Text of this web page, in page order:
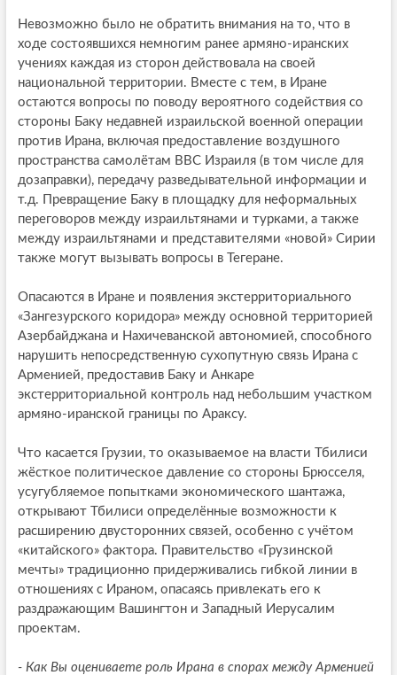
Невозможно было не обратить внимания на то, что в
ходе состоявшихся немногим ранее армяно-иранских
учениях каждая из сторон действовала на своей
национальной территории. Вместе с тем, в Иране
остаются вопросы по поводу вероятного содействия со
стороны Баку недавней израильской военной операции
против Ирана, включая предоставление воздушного
пространства самолётам ВВС Израиля (в том числе для
дозаправки), передачу разведывательной информации и
т.д. Превращение Баку в площадку для неформальных
переговоров между израильтянами и турками, а также
между израильтянами и представителями «новой» Сирии
также могут вызывать вопросы в Тегеране.
Опасаются в Иране и появления экстерриториального
«Зангезурского коридора» между основной территорией
Азербайджана и Нахичеванской автономией, способного
нарушить непосредственную сухопутную связь Ирана с
Арменией, предоставив Баку и Анкаре
экстерриториальной контроль над небольшим участком
армяно-иранской границы по Араксу.
Что касается Грузии, то оказываемое на власти Тбилиси
жёсткое политическое давление со стороны Брюсселя,
усугубляемое попытками экономического шантажа,
открывают Тбилиси определённые возможности к
расширению двусторонних связей, особенно с учётом
«китайского» фактора. Правительство «Грузинской
мечты» традиционно придерживались гибкой линии в
отношениях с Ираном, опасаясь привлекать его к
раздражающим Вашингтон и Западный Иерусалим
проектам.
- Как Вы оцениваете роль Ирана в спорах между Арменией